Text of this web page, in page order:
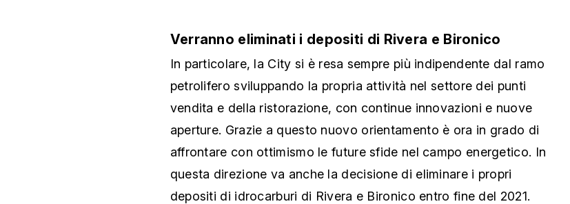
Verranno eliminati i depositi di Rivera e Bironico
In particolare, la City si è resa sempre più indipendente dal ramo
petrolifero sviluppando la propria attività nel settore dei punti
vendita e della ristorazione, con continue innovazioni e nuove
aperture. Grazie a questo nuovo orientamento è ora in grado di
affrontare con ottimismo le future sfide nel campo energetico. In
questa direzione va anche la decisione di eliminare i propri
depositi di idrocarburi di Rivera e Bironico entro fine del 2021.